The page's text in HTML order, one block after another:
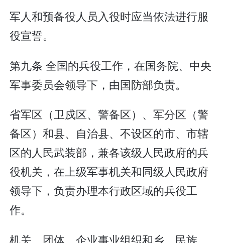
军人和预备役人员入役时应当依法进行服
役宣誓。
第九条 全国的兵役工作，在国务院、中央
军事委员会领导下，由国防部负责。
省军区（卫戍区、警备区）、军分区（警
备区）和县、自治县、不设区的市、市辖
区的人民武装部，兼各该级人民政府的兵
役机关，在上级军事机关和同级人民政府
领导下，负责办理本行政区域的兵役工
作。
机关、团体、企业事业组织和乡、民族